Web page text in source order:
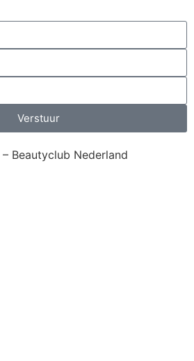
Verstuur
Beautyclub Nederland